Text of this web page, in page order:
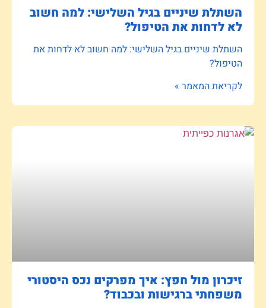
השתלת שיניים בגיל השלישי: למה חשוב
לא לדחות את הטיפול?
השתלת שיניים בגיל השלישי: למה חשוב לא לדחות את
הטיפול?
לקריאת המאמר »
זיכרון מול חפץ: איך מפרקים נכס היסטורי
משפחתי ברגישות ובכבוד?